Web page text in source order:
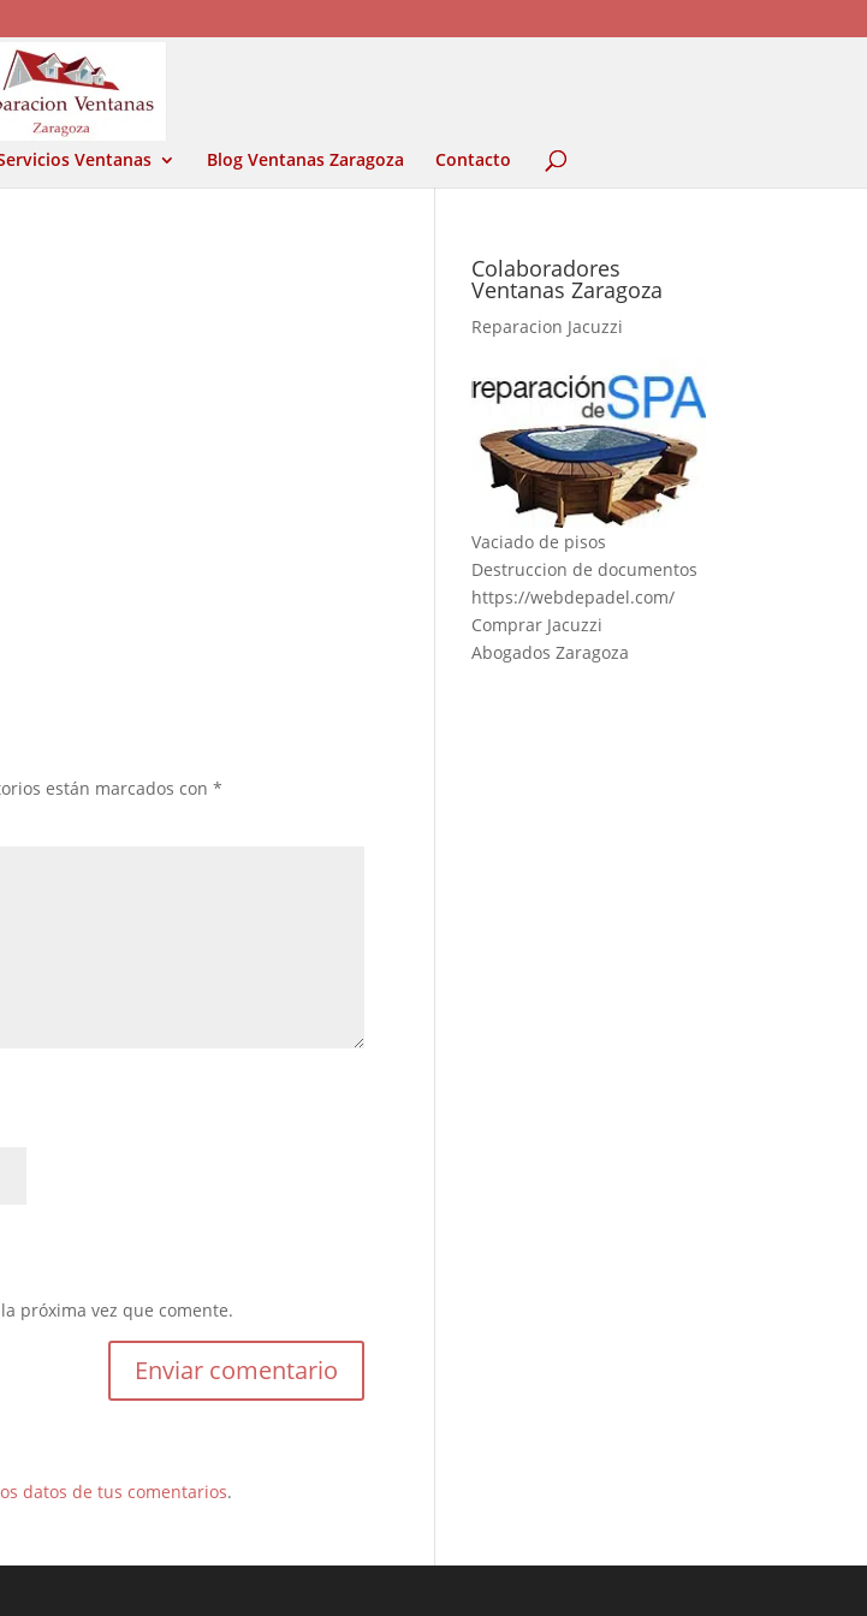
Ventanas Blog Ventanas Zaragoza Contacto
están marcados con*
próxima vez que comente.
datos de tus comentarios.
Colaboradores
Ventanas Zaragoza
Reparacion Jacuzzi
Vaciado de pisos
Destruccion de documentos
https://webdepadel.com/
Comprar Jacuzzi
Abogados Zaragoza